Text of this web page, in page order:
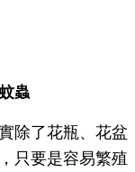
蟲
除了花瓶、花盆
只要是容易繁殖